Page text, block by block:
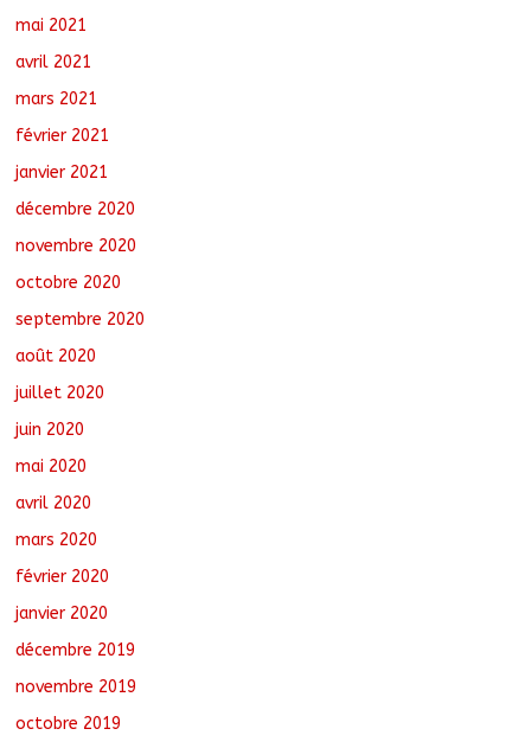
mai 2021
avril 2021
mars 2021
février 2021
janvier 2021
décembre 2020
novembre 2020
octobre 2020
septembre 2020
août 2020
juillet 2020
juin 2020
mai 2020
avril 2020
mars 2020
février 2020
janvier 2020
décembre 2019
novembre 2019
octobre 2019